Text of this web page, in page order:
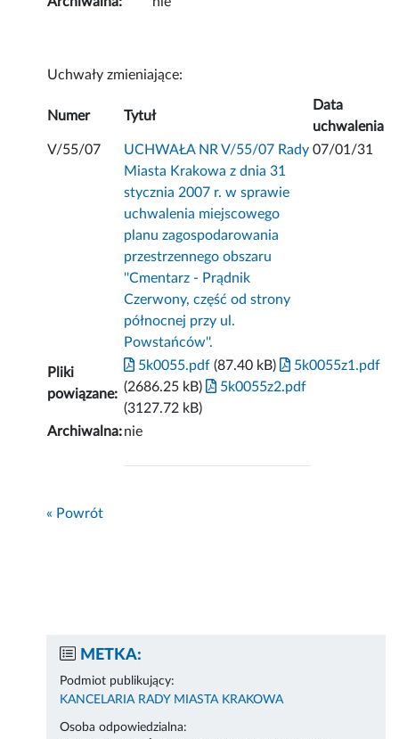
Uchwały zmieniające:
Numer Tytuł
Data
uchwalenia
V/55/07
UCHWAŁA NR V/55/07 Rady
Miasta Krakowa z dnia 31
stycznia 2007 r. w sprawie
uchwalenia miejscowego
planu zagospodarowania
przestrzennego obszaru
''Cmentarz - Prądnik
Czerwony, część od strony
północnej przy ul.
Powstańców''.
07/01/31
Pliki
powiązane:
5k0055.pdf (87.40 kB)
5k0055z1.pdf
(2686.25 kB)
5k0055z2.pdf
(3127.72 kB)
Archiwalna:nie
« Powrót
METKA:
Podmiot publikujący:
KANCELARIA RADY MIASTA KRAKOWA
Osoba odpowiedzialna: